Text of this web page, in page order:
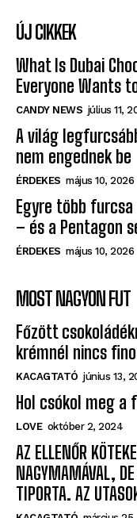
What Is Dubai
Everyone Wants
CANDY NEWS július 11,
A világ
nem engednek be
ÉRDEKES május 10, 2026
Egyre több furcsa
– és a Pentagon
ÉRDEKES május 10, 2026
Főzött
krémnél nincs
KACAGTATÓ június 13,
Hol csókol meg a
LOVE október 2, 2024
AZ ELLENŐR
NAGYMAMÁVAL, DE
TIPORTA. AZ
KACAGTATÓ március 25,